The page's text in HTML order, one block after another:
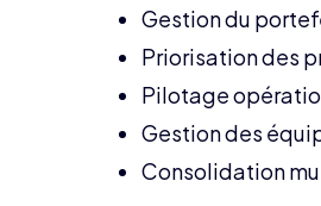
Gestion du
Priorisation des
Pilotage
Gestion des
Consolidation